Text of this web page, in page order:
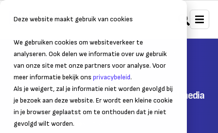
Deze website maakt gebruik van cookies
We gebruiken cookies om websiteverkeer te
analyseren. Ook delen we informatie over uw gebruik
van onze site met onze partners voor analyse. Voor
meer informatie bekijk ons privacybeleid.
Als je weigert, zal je informatie niet worden gevolgd bij
je bezoek aan deze website. Er wordt een kleine cookie
in je browser geplaatst om te onthouden dat je niet
gevolgd wilt worden.
Home Strategie, marketing & sales Social media
Wat is social listening?
Ken je klant en zijn behoefte: monitor social media
29 november 2017– Leestijd: